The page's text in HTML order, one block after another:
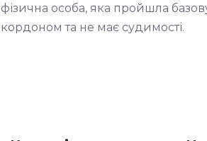
фізична особа, яка пройшла
кордоном та не має судимості.